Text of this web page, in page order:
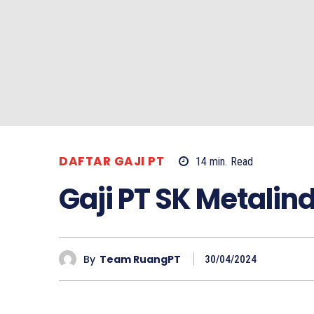
DAFTAR GAJI PT 14 min. Read
Gaji PT SK
By Team RuangPT 30/04/2024